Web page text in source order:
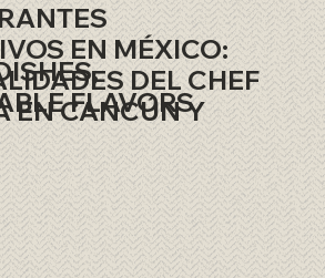
FLAVORS
EN MÉXICO:
DEL CHEF
EN CANCÚN Y